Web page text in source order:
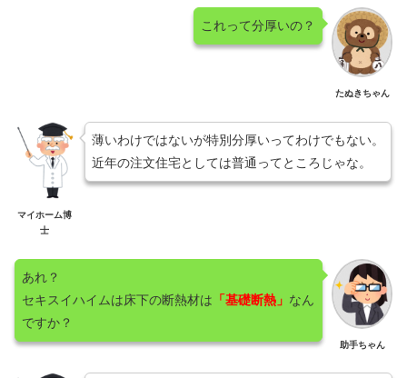
たぬきちゃん
これって分厚いの？
マイホーム博
士
薄いわけではないが特別分厚いってわけでもない。
近年の注文住宅としては普通ってところじゃな。
助手ちゃん
あれ？
セキスイハイムは床下の断熱材は 「基礎断熱」 なん
ですか？